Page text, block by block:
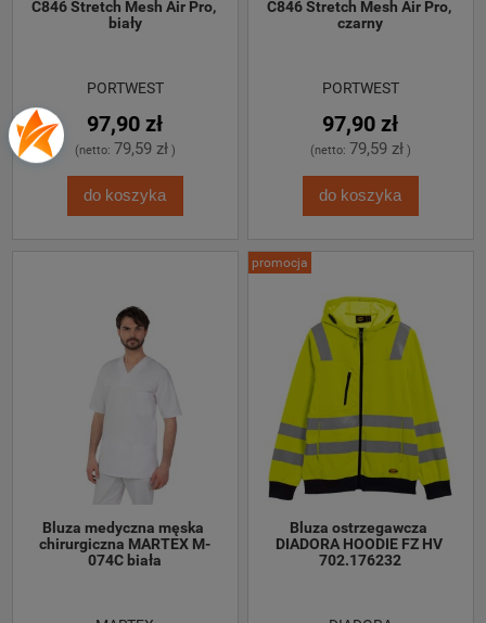
C846 Stretch Mesh Air Pro,
biały
PORTWEST
97,90 zł
(netto: 79,59 zł)
do koszyka
C846 Stretch Mesh Air Pro,
czarny
PORTWEST
97,90 zł
(netto: 79,59 zł)
do koszyka
Bluza medyczna męska
chirurgiczna MARTEX M-
074C biała
Bluza ostrzegawcza
DIADORA HOODIE FZ HV
702.176232
promocja